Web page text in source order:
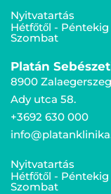
Nyitvatartás
Hétfőtől - Péntekig
Szombat
Platán
8900
Ady utca 58.
+3692 630 000
Nyitvatartás
Hétfőtől - Péntekig
Szombat